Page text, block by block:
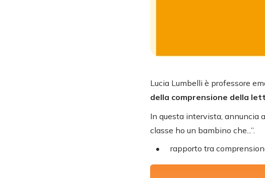
Lucia Lumbelli è professore
della comprensione della
In questa intervista, annuncia
classe ho un bambino che...”.
rapporto tra